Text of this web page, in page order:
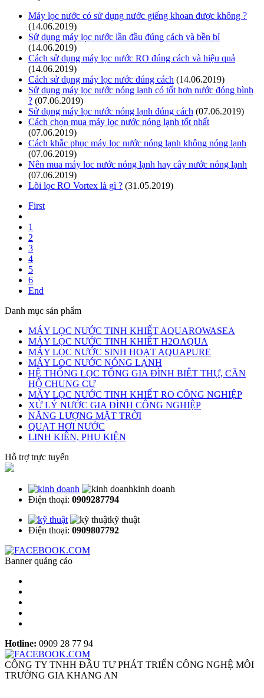
Máy lọc nước có sử dụng nước giếng khoan được không ?
(14.06.2019)
Sử dụng máy lọc nước lần đầu đúng cách và bền bỉ
(14.06.2019)
Cách sử dụng máy lọc nước RO đúng cách và hiệu quả
(14.06.2019)
Cách sử dụng máy lọc nước đúng cách (14.06.2019)
Sử dụng máy lọc nước nóng lạnh có tốt hơn nước đóng bình
? (07.06.2019)
Sử dụng máy lọc nước nóng lạnh đúng cách (07.06.2019)
Cách chọn mua máy lọc nước nóng lạnh tốt nhất
(07.06.2019)
Cách khắc phục máy lọc nước nóng lạnh không nóng lạnh
(07.06.2019)
Nên mua máy loc nước nóng lạnh hay cây nước nóng lạnh
(07.06.2019)
Lõi lọc RO Vortex là gì ? (31.05.2019)
First
1
2
3
4
5
6
End
Danh mục sản phẩm
MÁY LỌC NƯỚC TINH KHIẾT AQUAROWASEA
MÁY LỌC NƯỚC TINH KHIẾT H2OAQUA
MÁY LỌC NƯỚC SINH HOẠT AQUAPURE
MÁY LOC NƯỚC NÓNG LẠNH
HỆ THỐNG LỌC TỔNG GIA ĐÌNH BIÊT THỰ, CĂN
HỘ CHUNG CƯ
MÁY LỌC NƯỚC TINH KHIẾT RO CÔNG NGHIỆP
XỬ LÝ NƯỚC GIA ĐÌNH CÔNG NGHIỆP
NĂNG LƯỢNG MẶT TRỜI
QUẠT HƠI NƯỚC
LINH KIÊN, PHỤ KIỆN
Hỗ trợ trực tuyến
kinh doanh
Điện thoại: 0909287794
kỹ thuật
Điện thoại: 0909807792
Banner quảng cáo
Hotline: 0909 28 77 94
CÔNG TY TNHH ĐẦU TƯ PHÁT TRIỂN CÔNG NGHỆ MÔI
TRƯỜNG GIA KHANG AN